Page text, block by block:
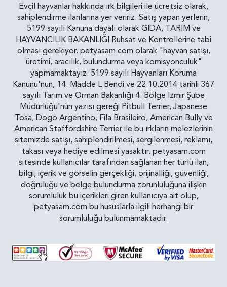
Evcil hayvanlar hakkında ırk bilgileri ile ücretsiz olarak,
sahiplendirme ilanlarına yer veririz. Satış yapan yerlerin,
5199 sayılı Kanuna dayalı olarak GIDA, TARIM ve
HAYVANCILIK BAKANLIĞI Ruhsat ve Kontrollerine tabi
olması gerekiyor. petyasam.com olarak "hayvan satışı,
üretimi, aracılık, bulundurma veya komisyonculuk"
yapmamaktayız. 5199 sayılı Hayvanları Koruma
Kanunu'nun, 14. Madde L Bendi ve 22.10.2014 tarihli 367
sayılı Tarım ve Orman Bakanlığı 4. Bölge İzmir Şube
Müdürlüğü'nün yazısı gereği Pitbull Terrier, Japanese
Tosa, Dogo Argentino, Fila Brasileiro, American Bully ve
American Staffordshire Terrier ile bu ırkların melezlerinin
sitemizde satışı, sahiplendirilmesi, sergilenmesi, reklamı,
takası veya hediye edilmesi yasaktır. petyasam.com
sitesinde kullanıcılar tarafından sağlanan her türlü ilan,
bilgi, içerik ve görselin gerçekliği, orijinalliği, güvenliği,
doğruluğu ve belge bulundurma zorunluluğuna ilişkin
sorumluluk bu içerikleri giren kullanıcıya ait olup,
petyasam.com bu hususlarla ilgili herhangi bir
sorumluluğu bulunmamaktadır.